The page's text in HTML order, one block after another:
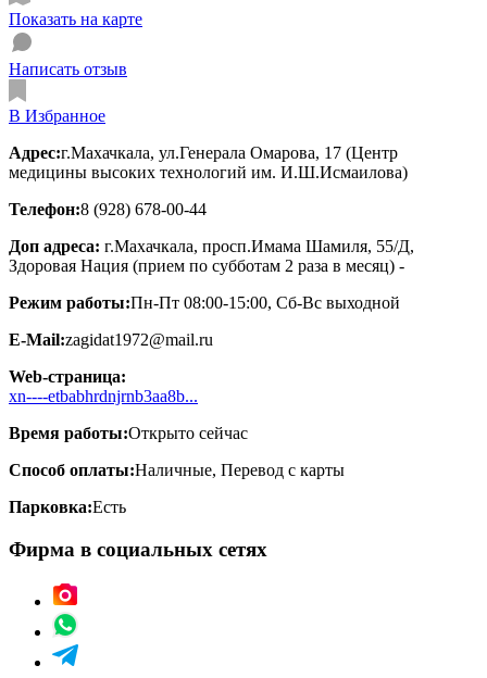
Показать на карте
Написать отзыв
В Избранное
Адрес:г.Махачкала, ул.Генерала Омарова, 17 (Центр
медицины высоких технологий им. И.Ш.Исмаилова)
Телефон:8 (928) 678-00-44
Доп адреса: г.Махачкала, просп.Имама Шамиля, 55/Д,
Здоровая Нация (прием по субботам 2 раза в месяц) -
Режим работы:Пн-Пт 08:00-15:00, Сб-Вс выходной
E-Mail:zagidat1972@mail.ru
Web-страница:
xn----etbabhrdnjrnb3aa8b...
Время работы:Открыто сейчас
Способ оплаты:Наличные, Перевод с карты
Парковка:Есть
Фирма в социальных сетях